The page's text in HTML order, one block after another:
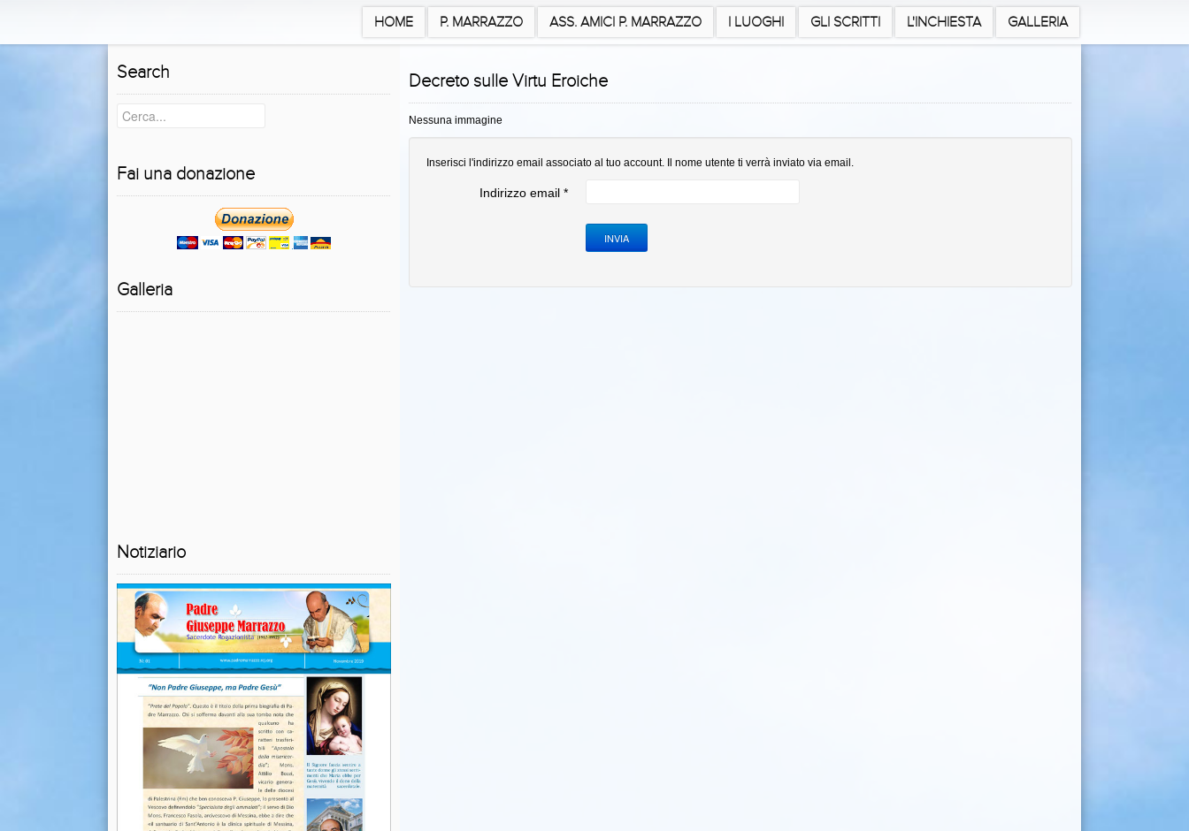
HOME P. MARRAZZO ASS. AMICI P. MARRAZZO I LUOGHI GLI SCRITTI L'INCHIESTA GALLERIA
Search
Fai una donazione
Galleria
Notiziario
Decreto sulle Virtu Eroiche
Nessuna immagine
Inserisci l'indirizzo email associato al tuo account. Il nome utente ti verrà inviato via email.
Indirizzo email *
INVIA